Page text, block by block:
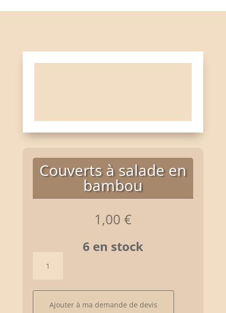
Couverts à salade en
bambou
1,00 €
6 en stock
à
saladeAjouter à ma demande de devis